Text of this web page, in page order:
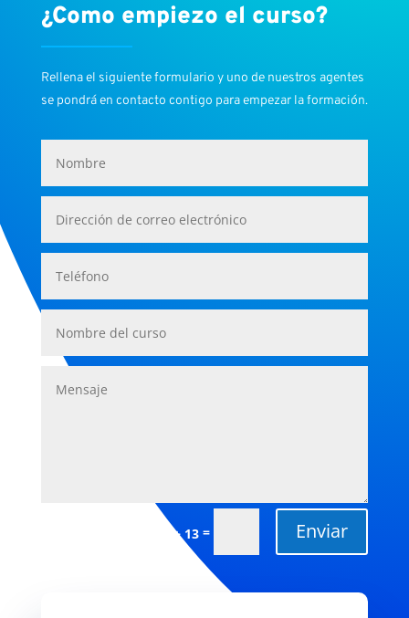
¿Como empiezo el curso?
Rellena el siguiente formulario y uno de nuestros agentes
se pondrá en contacto contigo para empezar la formación.
13 + 13 = Enviar